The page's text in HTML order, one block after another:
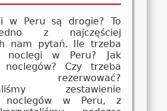
w Peru są drogie? To
z najczęściej
nam pytań. Ile trzeba
noclegi w Peru? Jak
noclegów? Czy trzeba
rezerwować?
zestawienie
noclegów w Peru, z